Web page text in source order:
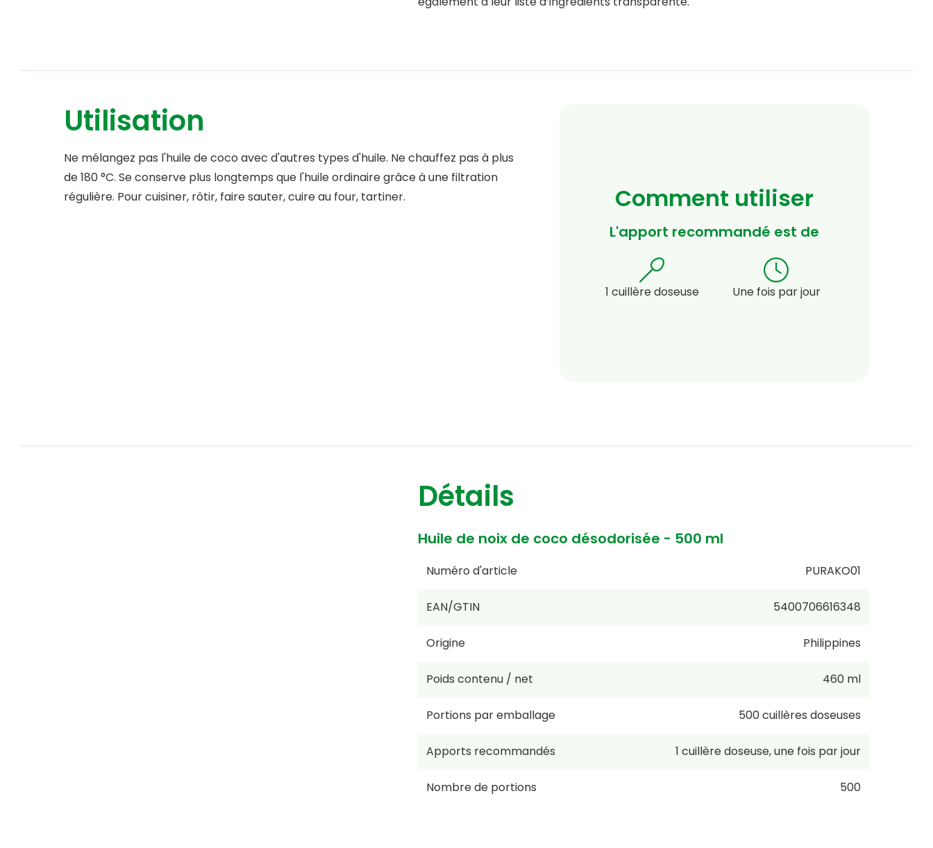
Comment utiliser
L'apport recommandé est de
1 cuillère doseuse Une fois par jour
Utilisation
Ne mélangez pas l'huile de coco avec d'autres types d'huile. Ne chauffez pas à plus
de 180 °C. Se conserve plus longtemps que l'huile ordinaire grâce à une filtration
régulière. Pour cuisiner, rôtir, faire sauter, cuire au four, tartiner.
Détails
Huile de noix de coco désodorisée - 500 ml
Numéro d'article PURAKO01
EAN/GTIN 5400706616348
Origine Philippines
Poids contenu / net 460 ml
Portions par emballage 500cuillères doseuses
Apports recommandés 1 cuillère doseuse,une fois par jour
Nombre de portions 500